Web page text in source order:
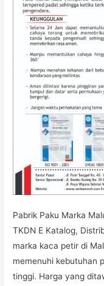
Distributor
Rambu
Sulawesi
Pabrik Paku Marka
TKDN E Katalog,
marka kaca petir di
memenuhi kebutuhan
tinggi. Harga yang